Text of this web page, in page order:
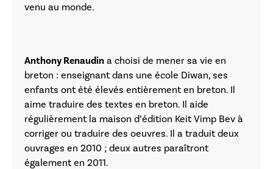
venu au monde.
Anthony Renaudin a choisi de mener sa vie en
breton : enseignant dans une école Diwan, ses
enfants ont été élevés entièrement en breton. Il
aime traduire des textes en breton. Il aide
régulièrement la maison d’édition Keit Vimp Bev à
corriger ou traduire des oeuvres. Il a traduit deux
ouvrages en 2010 ; deux autres paraîtront
également en 2011.